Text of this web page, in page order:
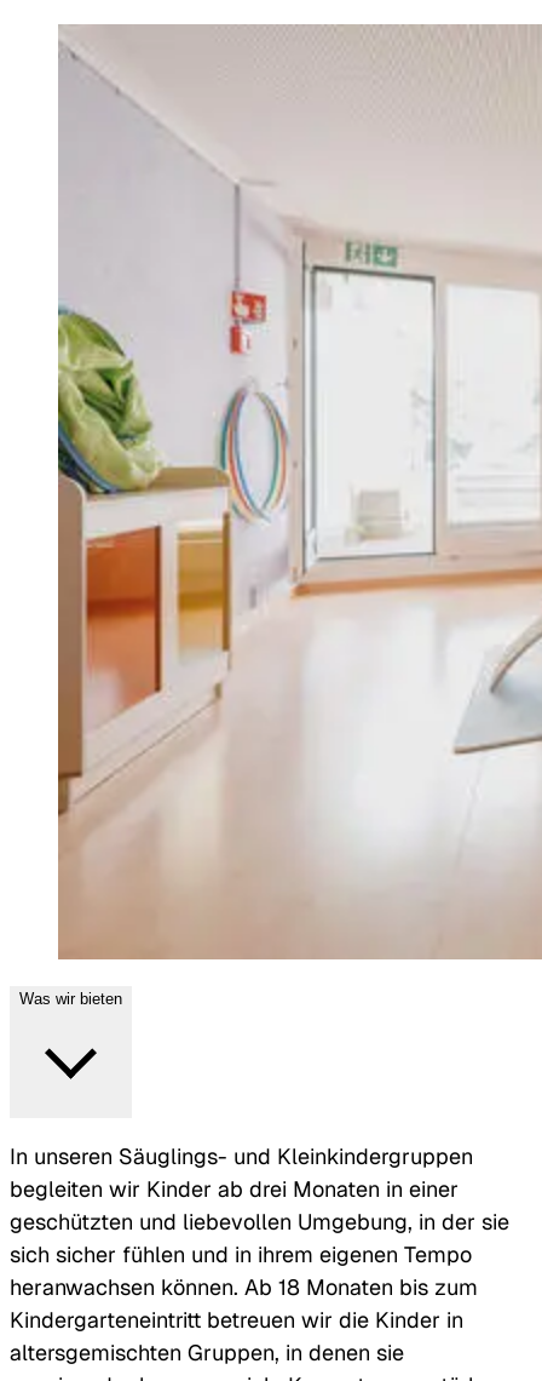
Was wir bieten
In unseren Säuglings- und Kleinkindergruppen
begleiten wir Kinder ab drei Monaten in einer
geschützten und liebevollen Umgebung, in der sie
sich sicher fühlen und in ihrem eigenen Tempo
heranwachsen können. Ab 18 Monaten bis zum
Kindergarteneintritt betreuen wir die Kinder in
altersgemischten Gruppen, in denen sie